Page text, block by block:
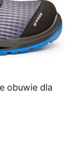
obuwie dla